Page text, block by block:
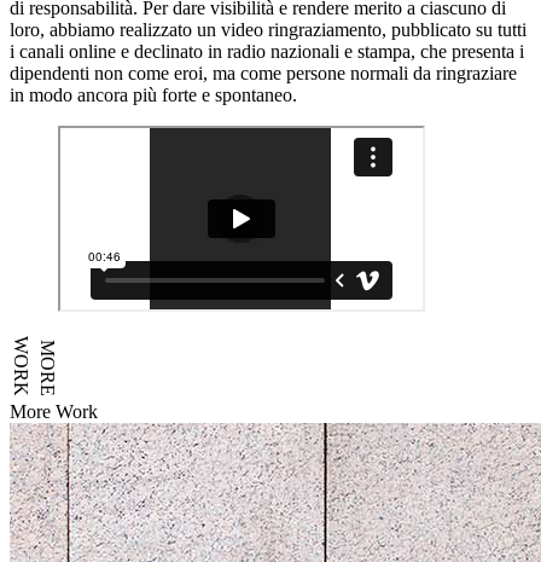
di responsabilità. Per dare visibilità e rendere merito a ciascuno di
loro, abbiamo realizzato un video ringraziamento, pubblicato su tutti
i canali online e declinato in radio nazionali e stampa, che presenta i
dipendenti non come eroi, ma come persone normali da ringraziare
in modo ancora più forte e spontaneo.
WORK MORE
More Work